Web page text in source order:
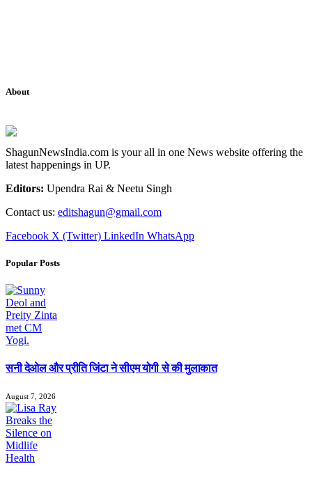
About
ShagunNewsIndia.com is your all in one News website offering the
latest happenings in UP.
Editors: Upendra Rai & Neetu Singh
Contact us: editshagun@gmail.com
Facebook X (Twitter) LinkedIn WhatsApp
Popular Posts
सनी देओल और प्रीति जिंटा ने सीएम योगी से की मुलाकात
August 7, 2026